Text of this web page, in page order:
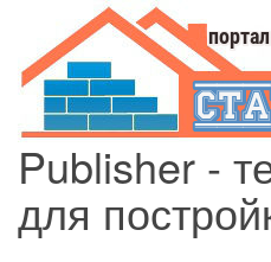
Publisher -
для